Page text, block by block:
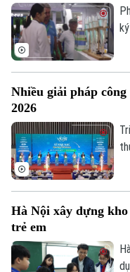
Chuyên mục
Thời sự
Hà Nội
Chính trị
Hà Nội
Nhịp sống Hà Nội
Thế giới
Nhiều giải pháp
2026
Hà Nội xây dựng
trẻ em